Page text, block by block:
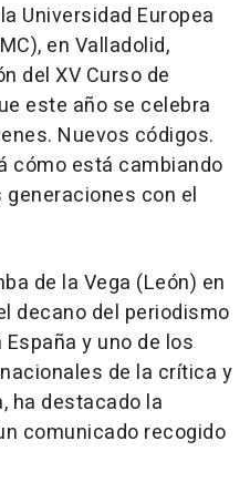
Universidad Europea
en Valladolid,
del XV Curso de
este año se celebra
Nuevos códigos.
cómo está cambiando
con el
de la Vega (León) en
decano del periodismo
y uno de los
de la crítica y
ha destacado la
comunicado recogido